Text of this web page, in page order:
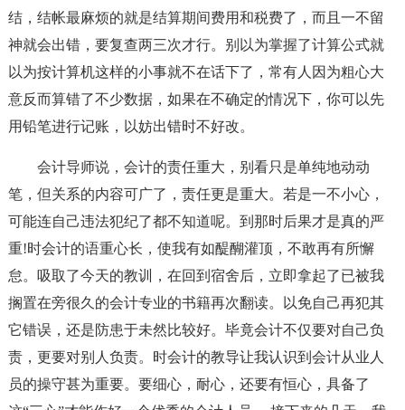
结，结帐最麻烦的就是结算期间费用和税费了，而且一不留
神就会出错，要复查两三次才行。别以为掌握了计算公式就
以为按计算机这样的小事就不在话下了，常有人因为粗心大
意反而算错了不少数据，如果在不确定的情况下，你可以先
用铅笔进行记账，以妨出错时不好改。
会计导师说，会计的责任重大，别看只是单纯地动动
笔，但关系的内容可广了，责任更是重大。若是一不小心，
可能连自己违法犯纪了都不知道呢。到那时后果才是真的严
重!时会计的语重心长，使我有如醍醐灌顶，不敢再有所懈
怠。吸取了今天的教训，在回到宿舍后，立即拿起了已被我
搁置在旁很久的会计专业的书籍再次翻读。以免自己再犯其
它错误，还是防患于未然比较好。毕竟会计不仅要对自己负
责，更要对别人负责。时会计的教导让我认识到会计从业人
员的操守甚为重要。要细心，耐心，还要有恒心，具备了